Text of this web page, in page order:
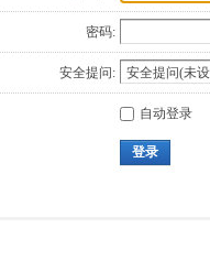
密码:
安全提问:
自动登录
登录